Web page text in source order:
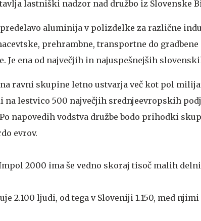
lastniški nadzor nad družbo iz Slovenske
aluminija v polizdelke za različne
prehrambne, transportne do
Je ena od največjih in najuspešnejših
na ravni skupine letno ustvarja več kot pol
na lestvico 500 največjih srednjeevropskih
napovedih vodstva družbe bodo prihodki
evrov.
2000 ima še vedno skoraj tisoč malih
2.100 ljudi, od tega v Sloveniji 1.150, med